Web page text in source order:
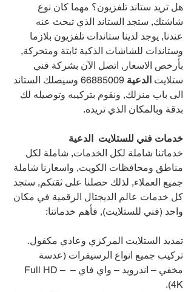
هل تريد ستاند تلفزيون؟ مهما كان نوع
شاشتك, ستجد الستاند الذي تبحث عنه
عندنا, يوجد لدينا ستاندات تلفزيون بلازما
وستاندات للشاشات الذكية ثابتة ومتحركة,
بأرخص الاسعار, اتصل الآن بشركة فني
ستلايت الدعية 66885009 وسيصلك الستاند
الى باب منزلك, ونقوم بتركيبه وتوصيله لك
بدقة وبالمكان الذي تريده.
خدمات فني للستلايت  الدعية
خدماتنا شاملة لكل الخدمات, شاملة لكل
مناطق ومحافظات الكويت, واسعارنا شاملة
جميع العملاء, لذلك حصلنا على ثقتكم, ستجد
كل خدمات عالم الديجتال الرقمية في مكان
واحد (فني للستلايت), فأهم خدماتنا:
تمديد الستلايت المركزي وعادي مكفول.
تركيب جميع انواع الرسيفرات (عدسة
مخفي – اندرويد – واي فاي – Full HD –
4K).